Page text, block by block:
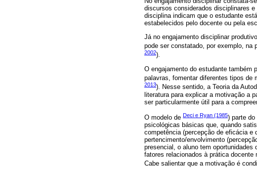
discursos considerados disciplinares
disciplina indicam que o estudante
estabelecidos pelo docente ou pela
Já no engajamento disciplinar
pode ser constatado, por exemplo,
2002).
O engajamento do estudante também
palavras, fomentar diferentes tipos de
2013). Nesse sentido, a Teoria da
literatura para explicar a motivação a
ser particularmente útil para a
O modelo de Deci e Ryan (1985) parte
psicológicas básicas que, quando
competência (percepção de eficácia e
pertencimento/envolvimento
presencial, o aluno tem
fatores relacionados à prática docente
Cabe salientar que a motivação é